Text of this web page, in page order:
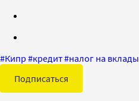
#Кипр #кредит#налог на вклады
Подписаться